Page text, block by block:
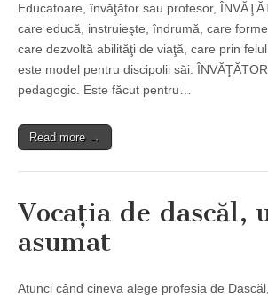
Educatoare, învăţător sau profesor,
care educă, instruieşte, îndrumă, care
care dezvoltă abilităţi de viaţă, care prin
este model pentru discipolii săi.
pedagogic. Este făcut pentru…
Read more →
Vocaţia de dascăl,
asumat
Atunci când cineva alege profesia de